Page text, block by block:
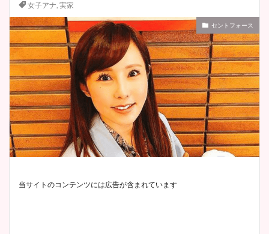
女子アナ, 実家
セントフォース
当サイトのコンテンツには広告が含まれています